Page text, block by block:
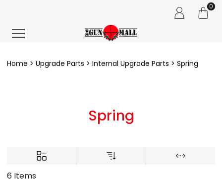
0
Home Upgrade Parts Internal Upgrade Parts Spring
Spring
6 Items